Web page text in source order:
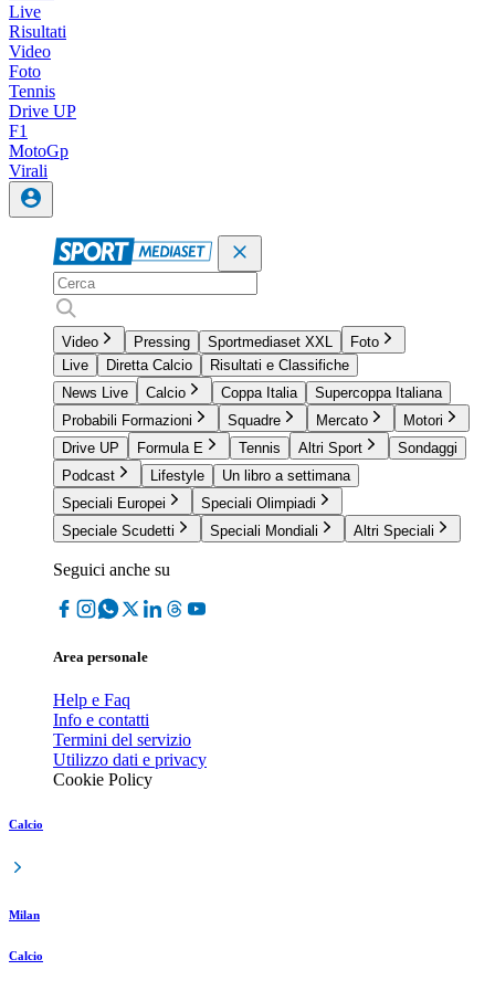
Live
Risultati
Video
Foto
Tennis
Drive UP
F1
MotoGp
Virali
Video Pressing Sportmediaset XXL
Foto
Live
Diretta Calcio
Risultati e Classifiche
News Live
Calcio Coppa Italia
Supercoppa Italiana
Probabili Formazioni
Squadre Mercato
Motori
Drive UP
Formula E Tennis Altri Sport
Sondaggi
Podcast
Lifestyle
Un libro a settimana
Speciali Europei
Speciali Olimpiadi
Speciale Scudetti
Speciali Mondiali Altri Speciali
Seguici anche su
Area personale
Help e Faq
Info e contatti
Termini del servizio
Utilizzo dati e privacy
Cookie Policy
Calcio
Milan
Calcio